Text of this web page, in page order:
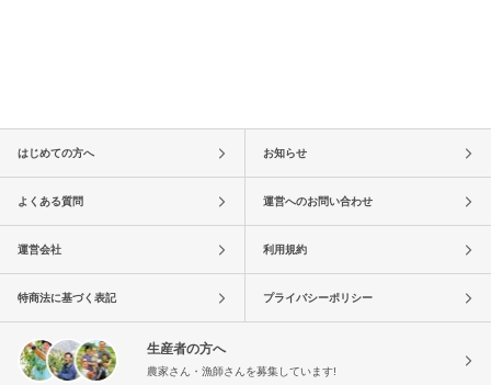
はじめての方へ お知らせ
よくある質問 運営へのお問い合わせ
運営会社 利用規約
特商法に基づく表記 プライバシーポリシー
生産者の方へ
農家さん・漁師さんを募集しています!